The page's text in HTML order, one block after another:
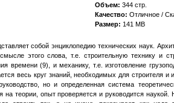
Объем: 344 стр.
Качество: Отличное /
Размер: 141 MB
собой энциклопедию технических наук.
этого слова, т.е. строительную технику и
времени (9), и механику, т.е. изготовление
весь круг знаний, необходимых для строителя и
но и определенная система
на теории, опыт проверяется и руководится